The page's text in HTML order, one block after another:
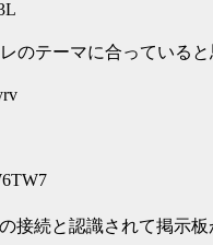
のテーマに合っていると
接続と認識されて掲示